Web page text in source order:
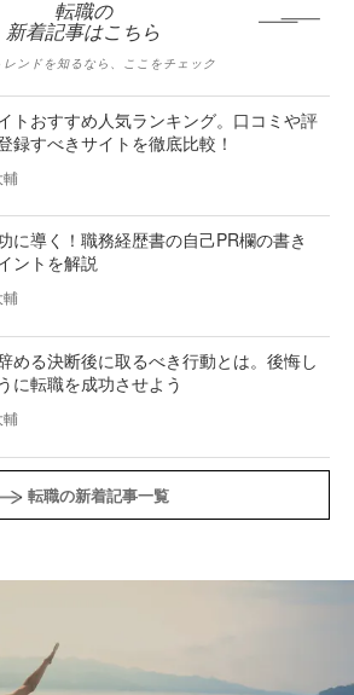
転職の
新着記事はこちら
レンドを知るなら、ここをチェック
トおすすめ人気ランキング。口コミや評
録すべきサイトを徹底比較！
輔
に導く！職務経歴書の自己PR欄の書き
ントを解説
輔
める決断後に取るべき行動とは。後悔し
に転職を成功させよう
輔
転職の新着記事一覧